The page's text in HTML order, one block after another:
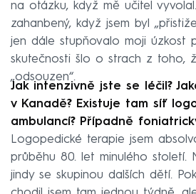
na otázku, když mě učitel
zahanbený, když jsem byl
jen dále stupňovalo moji úzkost
skutečnosti šlo o strach z toho,
„odsouzen“.
Jak intenzivně jste se léčil?
v Kanadě? Existuje tam síť
ambulancí? Případně
Logopedické terapie jsem
průběhu 80. let minulého století.
jindy se skupinou dalších dětí.